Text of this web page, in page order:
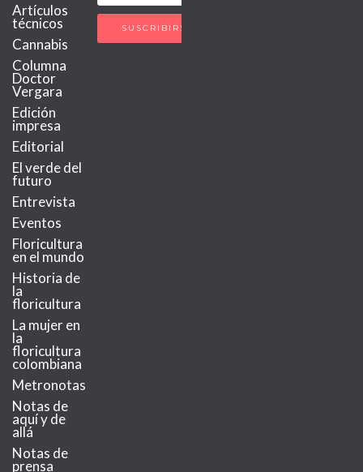
Artículos
técnicos
Cannabis
Columna
Doctor
Vergara
Edición
impresa
Editorial
El verde del
futuro
Entrevista
Eventos
Floricultura
en el mundo
Historia de
la
floricultura
La mujer en
la
floricultura
colombiana
Metronotas
Notas de
aquí y de
allá
Notas de
prensa